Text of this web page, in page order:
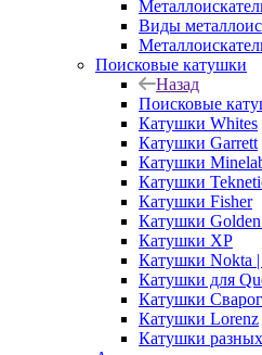
Виды
Поисковые катушки
Назад
Поисковые
Катушки Whites
Катушки Garrett
Катушки
Катушки
Катушки Fisher
Катушки
Катушки XP
Катушки Nokta
Катушки для
Катушки Сварог
Катушки Lorenz
Катушки